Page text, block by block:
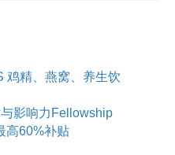
鸡精、燕窝、养生饮
影响力Fellowship
高60%补贴